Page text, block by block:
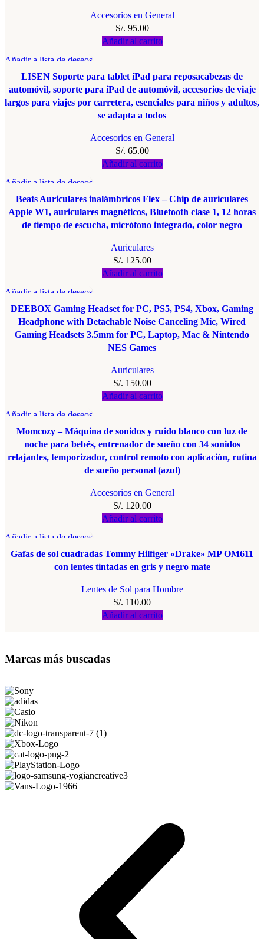
Accesorios en General
S/. 95.00
Añadir al carrito
Añadir a lista de deseos
LISEN Soporte para tablet iPad para reposacabezas de
automóvil, soporte para iPad de automóvil, accesorios de viaje
largos para viajes por carretera, esenciales para niños y adultos,
se adapta a todos
Accesorios en General
S/. 65.00
Añadir al carrito
Añadir a lista de deseos
Beats Auriculares inalámbricos Flex – Chip de auriculares
Apple W1, auriculares magnéticos, Bluetooth clase 1, 12 horas
de tiempo de escucha, micrófono integrado, color negro
Auriculares
S/. 125.00
Añadir al carrito
Añadir a lista de deseos
DEEBOX Gaming Headset for PC, PS5, PS4, Xbox, Gaming
Headphone with Detachable Noise Canceling Mic, Wired
Gaming Headsets 3.5mm for PC, Laptop, Mac & Nintendo
NES Games
Auriculares
S/. 150.00
Añadir al carrito
Añadir a lista de deseos
Momcozy – Máquina de sonidos y ruido blanco con luz de
noche para bebés, entrenador de sueño con 34 sonidos
relajantes, temporizador, control remoto con aplicación, rutina
de sueño personal (azul)
Accesorios en General
S/. 120.00
Añadir al carrito
Añadir a lista de deseos
Gafas de sol cuadradas Tommy Hilfiger «Drake» MP OM611
con lentes tintadas en gris y negro mate
Lentes de Sol para Hombre
S/. 110.00
Añadir al carrito
Marcas más buscadas